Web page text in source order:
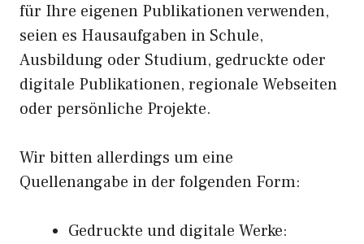
für Ihre eigenen Publikationen verwenden,
seien es Hausaufgaben in Schule,
Ausbildung oder Studium, gedruckte oder
digitale Publikationen, regionale Webseiten
oder persönliche Projekte.
Wir bitten allerdings um eine
Quellenangabe in der folgenden Form:
Gedruckte und digitale Werke: